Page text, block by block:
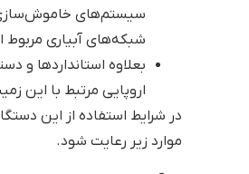
سیستم‌های
شبکه‌های آبیاری
بعلاوه استانداردها و
اروپایی مرتبط با این
در شرایط استفاده از این
موارد زیر رعایت شود.